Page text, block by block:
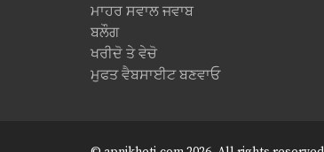
ਮਾਹਰ ਸਵਾਲ ਜਵਾਬ
ਬਲੌਗ
ਖਰੀਦੋ ਤੇ ਵੇਚੋ
ਮੁਫਤ ਵੈਬਸਾਈਟ ਬਣਵਾਓ